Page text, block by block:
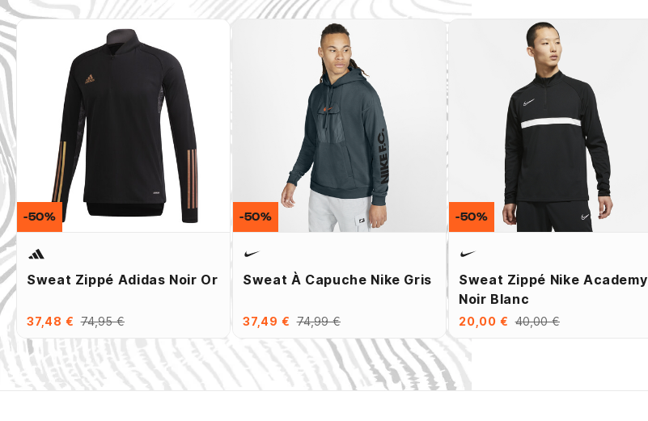
Sweat Zippé Adidas Noir Or
37,48 € 74,95 €
-50%
Sweat À Capuche Nike Gris
37,49 € 74,99 €
-50%
Sweat Zippé Nike Academy
Noir Blanc
20,00 € 40,00 €
-50%